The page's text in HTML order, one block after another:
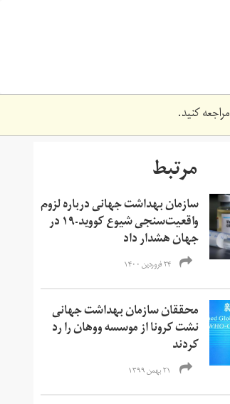
مراجعه کنید.
مرتبط
سازمان بهداشت جهانی درباره لزوم
واقعیت‌سنجی شیوع کووید-۱۹ در
جهان هشدار داد
۲۴ فروردین ۱۴۰۰
محققان سازمان بهداشت جهانی
نشت کرونا از موسسه ووهان را رد
کردند
۲۱ بهمن ۱۳۹۹